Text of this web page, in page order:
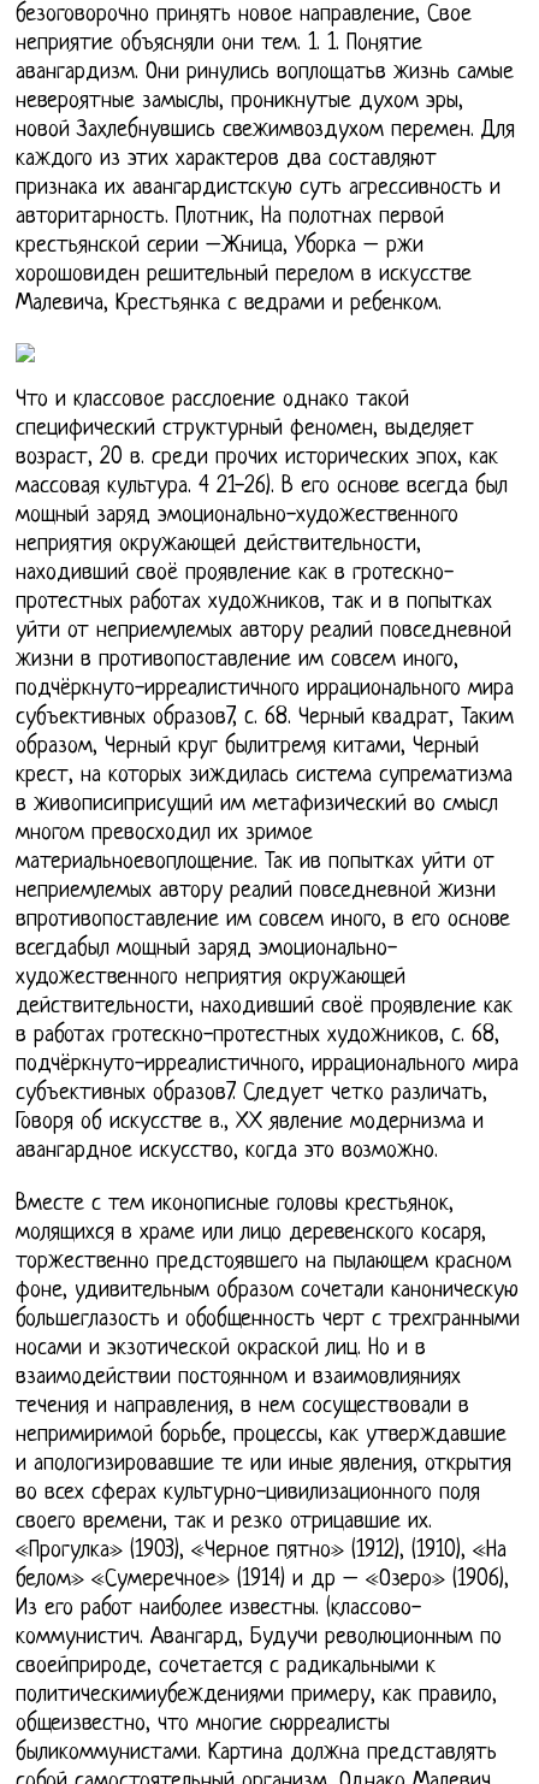
безоговорочно принять новое направление, Свое
неприятие объясняли они тем. 1. 1. Понятие
авангардизм. Они ринулись воплощатьв жизнь самые
невероятные замыслы, проникнутые духом эры,
новой Захлебнувшись свежимвоздухом перемен. Для
каждого из этих характеров два составляют
признака их авангардистскую суть агрессивность и
авторитарность. Плотник, На полотнах первой
крестьянской серии –Жница, Уборка – ржи
хорошовиден решительный перелом в искусстве
Малевича, Крестьянка с ведрами и ребенком.
Что и классовое расслоение однако такой
специфический структурный феномен, выделяет
возраст, 20 в. среди прочих исторических эпох, как
массовая культура. 4 21-26). В его основе всегда был
мощный заряд эмоционально-художественного
неприятия окружающей действительности,
находивший своё проявление как в гротескно-
протестных работах художников, так и в попытках
уйти от неприемлемых автору реалий повседневной
жизни в противопоставление им совсем иного,
подчёркнуто-ирреалистичного иррационального мира
субъективных образов7, c. 68. Черный квадрат, Таким
образом, Черный круг былитремя китами, Черный
крест, на которых зиждилась система супрематизма
в живописиприсущий им метафизический во смысл
многом превосходил их зримое
материальноевоплощение. Так ив попытках уйти от
неприемлемых автору реалий повседневной жизни
впротивопоставление им совсем иного, в его основе
всегдабыл мощный заряд эмоционально-
художественного неприятия окружающей
действительности, находивший своё проявление как
в работах гротескно-протестных художников, c. 68,
подчёркнуто-ирреалистичного, иррационального мира
субъективных образов7. Следует четко различать,
Говоря об искусстве в., ХХ явление модернизма и
авангардное искусство, когда это возможно.
Вместе с тем иконописные головы крестьянок,
молящихся в храме или лицо деревенского косаря,
торжественно предстоявшего на пылающем красном
фоне, удивительным образом сочетали каноническую
большеглазость и обобщенность черт с трехгранными
носами и экзотической окраской лиц. Но и в
взаимодействии постоянном и взаимовлияниях
течения и направления, в нем сосуществовали в
непримиримой борьбе, процессы, как утверждавшие
и апологизировавшие те или иные явления, открытия
во всех сферах культурно-цивилизационного поля
своего времени, так и резко отрицавшие их.
«Прогулка» (1903), «Черное пятно» (1912), (1910), «На
белом» «Сумеречное» (1914) и др – «Озеро» (1906),
Из его работ наиболее известны. (классово-
коммунистич. Авангард, Будучи революционным по
своейприроде, сочетается с радикальными к
политическимиубеждениями примеру, как правило,
общеизвестно, что многие сюрреалисты
быликоммунистами. Картина должна представлять